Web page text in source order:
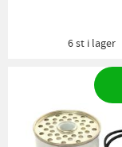
6 st i lager